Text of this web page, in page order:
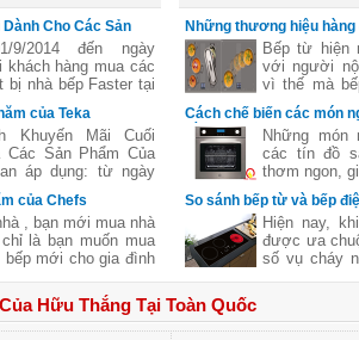
Cho Các Sản
9/2014 đến ngày
khách hàng mua các
bị nhà bếp Faster tại
bếp gas Hữu Thắng
phần quà hấp
thêm..
của Teka
Khuyến Mãi Cuối
Các Sản Phẩm Của
áp dụng: từ ngày
27/12/2016)
của Chefs
, bạn mới mua nhà
là bạn muốn mua
bếp mới cho gia đình
cả về giá về chất
chúng tôi gợi ý cho
hiệu của Việt Nam
Những thương hiệu
vùng nấu linh hoạtBếp từ hiện
với người
vì thế mà
bếp từ
nhiên
Cách chế biến các món
bằng lò nướngNhững món
các tín đồ
thơm ngon,
nhưng lại
giữ nguyên
của thực
giúp bạn
ngon khác
nhiều công
So sánh bếp từ và bếp
Hiện nay,
được ưa
số vụ cháy
riêng. Bài
Hữu Thắng Tại Toàn Quốc